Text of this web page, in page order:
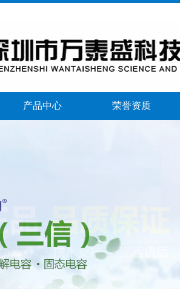
产品中心 荣誉资质